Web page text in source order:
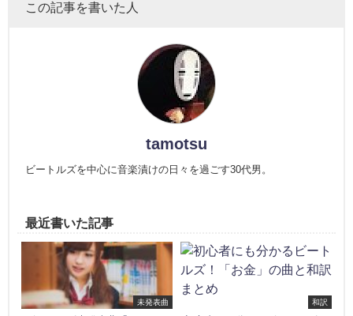
この記事を書いた人
tamotsu
ビートルズを中心に音楽漬けの日々を過ごす30代男。
最近書いた記事
未発表曲 和訳